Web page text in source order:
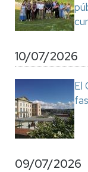
10/07/2026
El
09/07/2026